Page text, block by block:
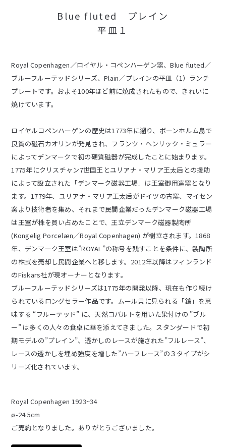
Blue fluted プレイン
平皿１
Royal Copenhagen／ロイヤル・コペンハーゲン窯、Blue fluted／
ブルーフルーテッドシリーズ、Plain／プレインの平皿（1）ランチ
プレートです。およそ100年ほど前に焼成されたもので、きれいに
焼けています。
ロイヤルコペンハーゲンの歴史は1773年に遡り、ボーンホルム島で
良質の磁石カオリンが発見され、フランツ・ヘンリック・ミュラー
によってデンマークで初の硬質磁器が完成したことに始まります。
1775年にクリスチャン7世国王とユリアナ・マリア王太后との援助
によって設立された「デンマーク磁器工場」は王室御用達窯となり
ます。1779年、ユリアナ・マリア王太后がドイツの古窯、マイセン
窯より技術者を集め、それまで民間企業だったデンマーク磁器工場
は王室が株を買い占めたことで、王立デンマーク磁器製陶所
(Kongelig Porcelæn／Royal Copenhagen) が樹立されます。1868
年、デンマーク王室は”ROYAL”の称号を残すことを条件に、製陶所
の株式を売却し民間企業へと移します。2012年以降はフィンランド
のFiskars社が現オーナーとなります。
ブルーフルーテッドシリーズは1775年の開発以降、現在も作り続け
られているロングセラー作品です。ムール貝に見られる「鎬」を意
味する “フルーテッド” に、天然コバルトを用いた染付けの ”ブル
ー” は多くの人々の食卓に華を添えてきました。スタンダードで初
期モデルの”プレイン”、透かしのレースが施された”フルレース”、
レースの透かしを埋め強度を増した”ハーフレース”の３タイプがシ
リーズ化されています。
Royal Copenhagen 1923~34
ø-24.5cm
ご売約となりました。ありがとうございました。